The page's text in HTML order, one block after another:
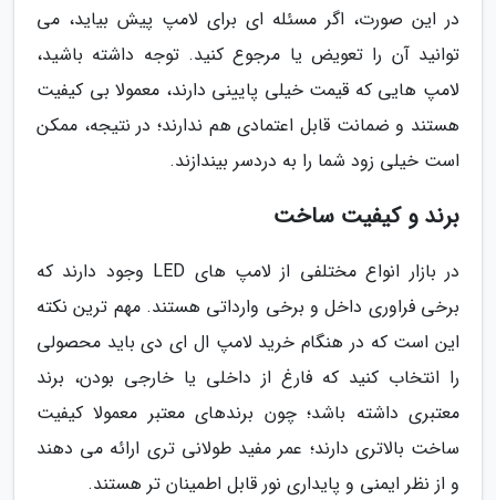
در این صورت، اگر مسئله ای برای لامپ پیش بیاید، می
توانید آن را تعویض یا مرجوع کنید. توجه داشته باشید،
لامپ هایی که قیمت خیلی پایینی دارند، معمولا بی کیفیت
هستند و ضمانت قابل اعتمادی هم ندارند؛ در نتیجه، ممکن
است خیلی زود شما را به دردسر بیندازند.
برند و کیفیت ساخت
در بازار انواع مختلفی از لامپ های LED وجود دارند که
برخی فراوری داخل و برخی وارداتی هستند. مهم ترین نکته
این است که در هنگام خرید لامپ ال ای دی باید محصولی
را انتخاب کنید که فارغ از داخلی یا خارجی بودن، برند
معتبری داشته باشد؛ چون برندهای معتبر معمولا کیفیت
ساخت بالاتری دارند؛ عمر مفید طولانی تری ارائه می دهند
و از نظر ایمنی و پایداری نور قابل اطمینان تر هستند.